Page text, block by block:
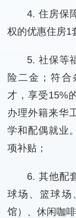
4. 住房保
权的优惠住房1
5. 社保等
险二金；符合
才，享受15%
办理外籍来华
学和配偶就业
项补贴；
6. 其他配
球场、篮球场
馆）、休闲咖